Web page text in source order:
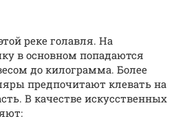
реке голавля. На
в основном попадаются
до килограмма. Более
предпочитают клевать на
В качестве искусственных